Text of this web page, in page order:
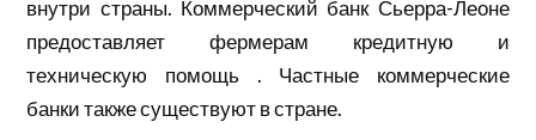
внутри страны. Коммерческий банк Сьерра-Леоне
предоставляет фермерам кредитную и
техническую помощь . Частные коммерческие
банки также существуют в стране.